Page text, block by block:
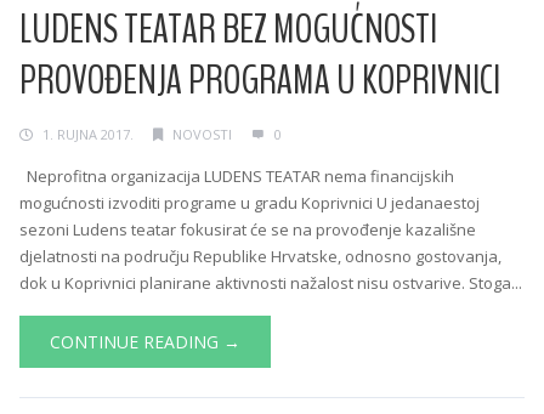
LUDENS TEATAR BEZ MOGUĆNOSTI
PROVOĐENJA PROGRAMA U KOPRIVNICI
1. RUJNA 2017. NOVOSTI 0
Neprofitna organizacija LUDENS TEATAR nema financijskih
mogućnosti izvoditi programe u gradu Koprivnici U jedanaestoj
sezoni Ludens teatar fokusirat će se na provođenje kazališne
djelatnosti na području Republike Hrvatske, odnosno gostovanja,
dok u Koprivnici planirane aktivnosti nažalost nisu ostvarive. Stoga...
CONTINUE READING →